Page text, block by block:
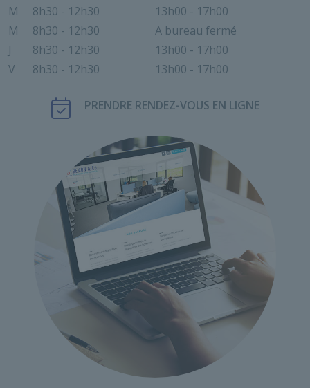
M
M
J
V
8h30 - 12h30
8h30 - 12h30
8h30 - 12h30
8h30 - 12h30
13h00 - 17h00
A bureau fermé
13h00 - 17h00
13h00 - 17h00
PRENDRE RENDEZ-VOUS EN LIGNE